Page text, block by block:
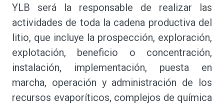
YLB será la responsable de realizar las
actividades de toda la cadena productiva del
litio, que incluye la prospección, exploración,
explotación, beneficio o concentración,
instalación, implementación, puesta en
marcha, operación y administración de los
recursos evaporíticos, complejos de química